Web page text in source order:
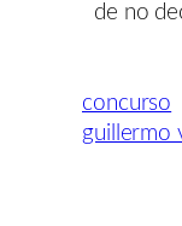
de no
concurso
guillermo